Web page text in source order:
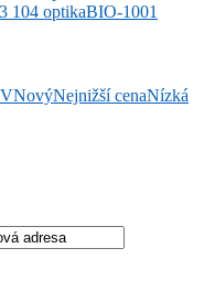
BIO-1001
NovýNejnižší cenaNízká